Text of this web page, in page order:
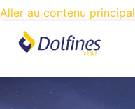
Aller au contenu principal